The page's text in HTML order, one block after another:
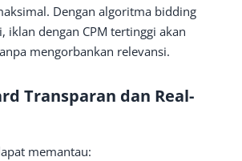
Dengan algoritma bidding
iklan dengan CPM tertinggi akan
mengorbankan relevansi.
Transparan dan Real-
memantau: